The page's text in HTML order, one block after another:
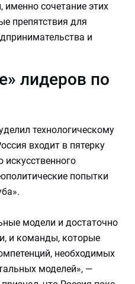
именно сочетание этих
препятствия для
и
лидеров по
технологическому
входит в пятерку
искусственного
попытки
модели и достаточно
и команды, которые
необходимых
моделей», —